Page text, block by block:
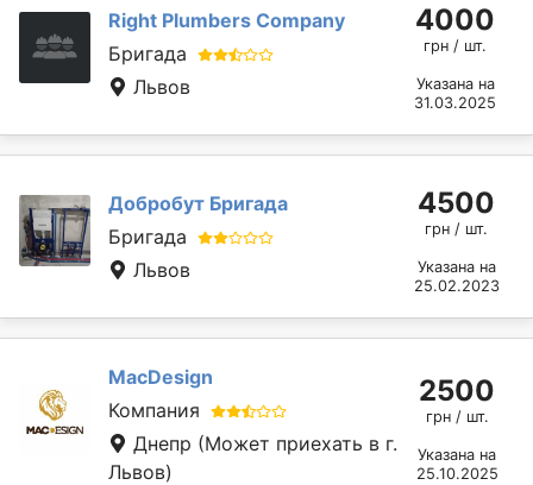
Right Plumbers Company
Бригада
Львов
4000
грн / шт.
Указана на
31.03.2025
Добробут Бригада
Бригада
Львов
4500
грн / шт.
Указана на
25.02.2023
MacDesign
Компания
Днепр (Может приехать в г.
Львов)
2500
грн / шт.
Указана на
25.10.2025